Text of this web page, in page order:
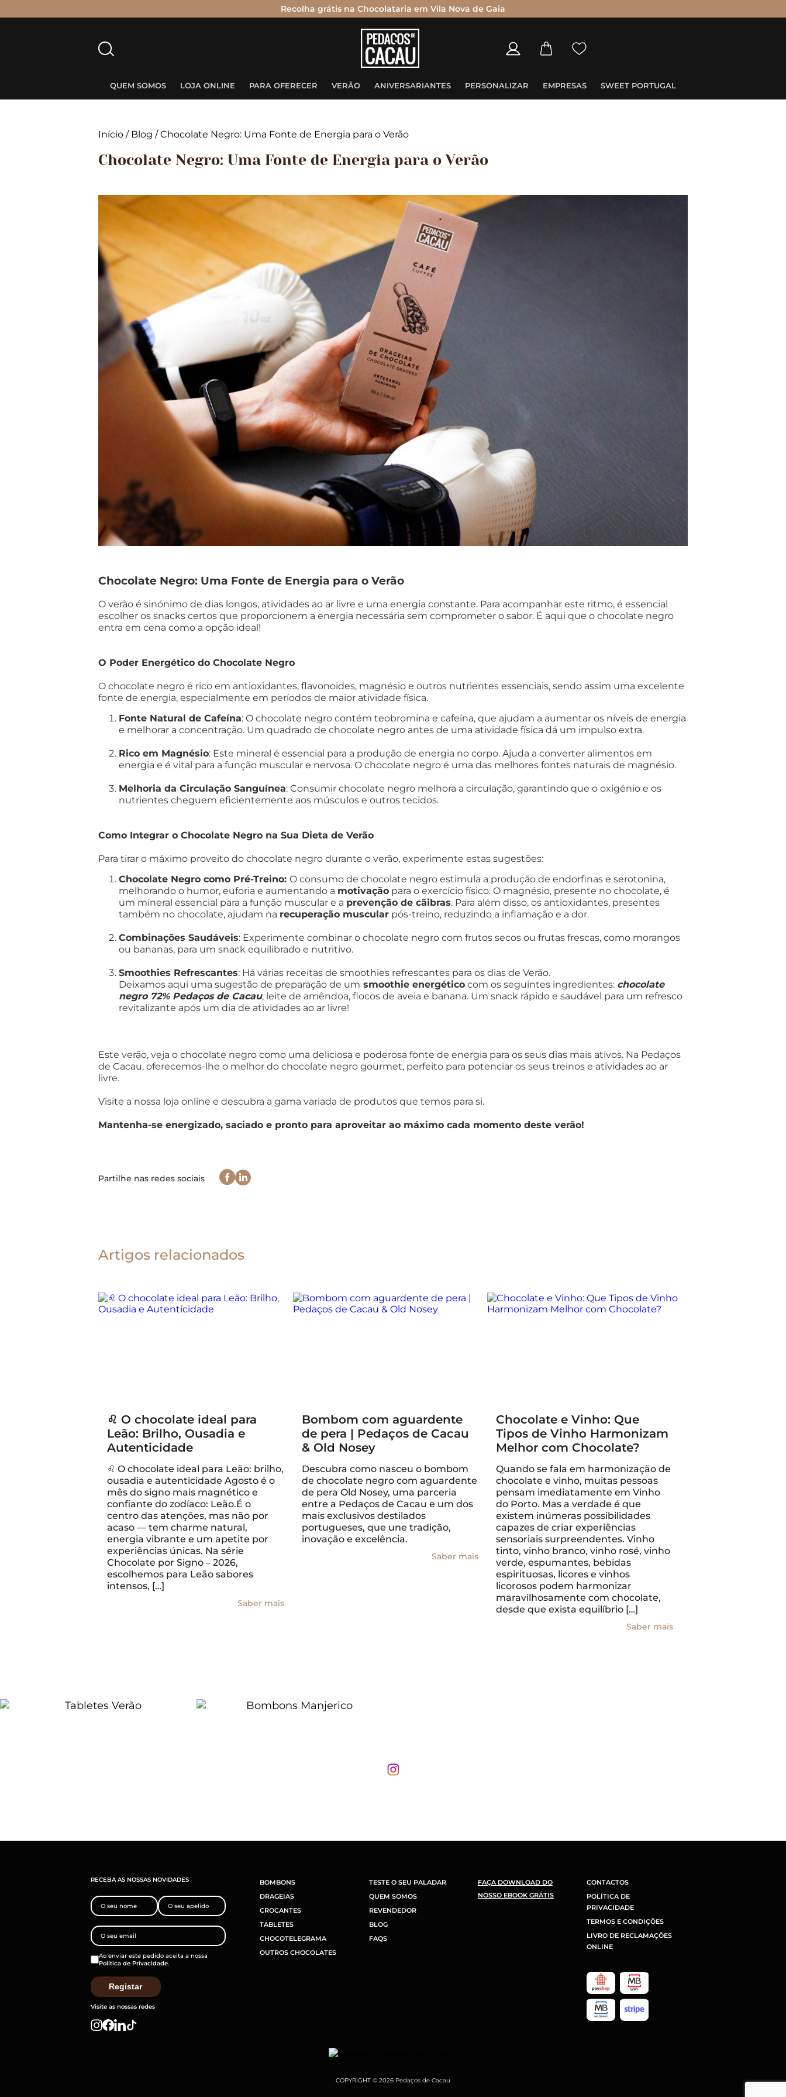
Recolha grátis na Chocolataria em Vila Nova de Gaia
Pesquisar
por:
QUEM SOMOS LOJA ONLINE PARA OFERECER VERÃO ANIVERSARIANTES PERSONALIZAR EMPRESAS SWEET PORTUGAL
Início / Blog /Chocolate Negro: Uma Fonte de Energia para o Verão
Chocolate Negro: Uma Fonte de Energia para o Verão
Chocolate Negro: Uma Fonte de Energia para o Verão
O verão é sinónimo de dias longos, atividades ao ar livre e uma energia constante. Para acompanhar este ritmo, é essencial
escolher os snacks certos que proporcionem a energia necessária sem comprometer o sabor. É aqui que o chocolate negro
entra em cena como a opção ideal!
O Poder Energético do Chocolate Negro
O chocolate negro é rico em antioxidantes, flavonoides, magnésio e outros nutrientes essenciais, sendo assim uma excelente
fonte de energia, especialmente em períodos de maior atividade física.
Fonte Natural de Cafeína: O chocolate negro contém teobromina e cafeína, que ajudam a aumentar os níveis de energia
e melhorar a concentração. Um quadrado de chocolate negro antes de uma atividade física dá um impulso extra.
Rico em Magnésio: Este mineral é essencial para a produção de energia no corpo. Ajuda a converter alimentos em
energia e é vital para a função muscular e nervosa. O chocolate negro é uma das melhores fontes naturais de magnésio.
Melhoria da Circulação Sanguínea: Consumir chocolate negro melhora a circulação, garantindo que o oxigénio e os
nutrientes cheguem eficientemente aos músculos e outros tecidos.
Como Integrar o Chocolate Negro na Sua Dieta de Verão
Para tirar o máximo proveito do chocolate negro durante o verão, experimente estas sugestões:
Chocolate Negro como Pré-Treino: O consumo de chocolate negro estimula a produção de endorfinas e serotonina,
melhorando o humor, euforia e aumentando a motivação para o exercício físico. O magnésio, presente no chocolate, é
um mineral essencial para a função muscular e a prevenção de cãibras. Para além disso, os antioxidantes, presentes
também no chocolate, ajudam na recuperação muscular pós-treino, reduzindo a inflamação e a dor.
Combinações Saudáveis: Experimente combinar o chocolate negro com frutos secos ou frutas frescas, como morangos
ou bananas, para um snack equilibrado e nutritivo.
Smoothies Refrescantes: Há várias receitas de smoothies refrescantes para os dias de Verão.
Deixamos aqui uma sugestão de preparação de um smoothie energético com os seguintes ingredientes: chocolate
negro 72% Pedaços de Cacau, leite de amêndoa, flocos de aveia e banana. Um snack rápido e saudável para um refresco
revitalizante após um dia de atividades ao ar livre!
Este verão, veja o chocolate negro como uma deliciosa e poderosa fonte de energia para os seus dias mais ativos. Na Pedaços
de Cacau, oferecemos-lhe o melhor do chocolate negro gourmet, perfeito para potenciar os seus treinos e atividades ao ar
livre.
Visite a nossa loja online e descubra a gama variada de produtos que temos para si.
Mantenha-se energizado, saciado e pronto para aproveitar ao máximo cada momento deste verão!
Partilhe nas redes sociais
Artigos relacionados
♌ O chocolate ideal para
Leão: Brilho, Ousadia e
Autenticidade
♌ O chocolate ideal para Leão: brilho,
ousadia e autenticidade Agosto é o
mês do signo mais magnético e
confiante do zodíaco: Leão.É o
centro das atenções, mas não por
acaso — tem charme natural,
energia vibrante e um apetite por
experiências únicas. Na série
Chocolate por Signo – 2026,
escolhemos para Leão sabores
intensos, […]
Saber mais
Bombom com aguardente
de pera | Pedaços de Cacau
& Old Nosey
Descubra como nasceu o bombom
de chocolate negro com aguardente
de pera Old Nosey, uma parceria
entre a Pedaços de Cacau e um dos
mais exclusivos destilados
portugueses, que une tradição,
inovação e excelência.
Saber mais
Chocolate e Vinho: Que
Tipos de Vinho Harmonizam
Melhor com Chocolate?
Quando se fala em harmonização de
chocolate e vinho, muitas pessoas
pensam imediatamente em Vinho
do Porto. Mas a verdade é que
existem inúmeras possibilidades
capazes de criar experiências
sensoriais surpreendentes. Vinho
tinto, vinho branco, vinho rosé, vinho
verde, espumantes, bebidas
espirituosas, licores e vinhos
licorosos podem harmonizar
maravilhosamente com chocolate,
desde que exista equilíbrio […]
Saber mais
RECEBA AS NOSSAS NOVIDADES
Ao enviar este pedido aceita a nossa
Política de Privacidade.
Visite as nossas redes
BOMBONS
DRAGEIAS
CROCANTES
TABLETES
CHOCOTELEGRAMA
OUTROS CHOCOLATES
TESTE O SEU PALADAR
QUEM SOMOS
REVENDEDOR
BLOG
FAQS
FAÇA DOWNLOAD DO
NOSSO EBOOK GRÁTIS
CONTACTOS
POLÍTICA DE
PRIVACIDADE
TERMOS E CONDIÇÕES
LIVRO DE RECLAMAÇÕES
ONLINE
COPYRIGHT © 2026 Pedaços de Cacau